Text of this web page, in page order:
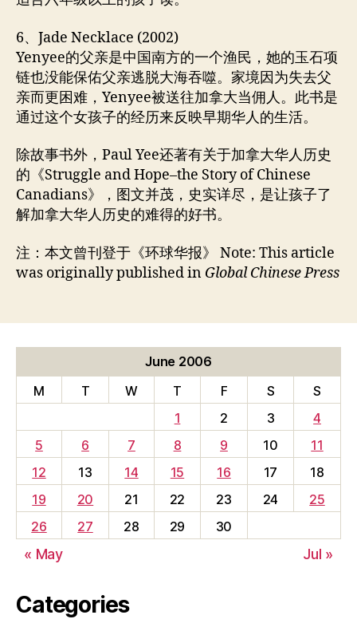
6、Jade Necklace (2002)
Yenyee的父亲是中国南方的一个渔民，她的玉石项
链也没能保佑父亲逃脱大海吞噬。家境因为失去父
亲而更困难，Yenyee被送往加拿大当佣人。此书是
通过这个女孩子的经历来反映早期华人的生活。
除故事书外，Paul Yee还著有关于加拿大华人历史
的《Struggle and Hope–the Story of Chinese
Canadians》，图文并茂，史实详尽，是让孩子了
解加拿大华人历史的难得的好书。
注：本文曾刊登于《环球华报》 Note: This article
was originally published in Global Chinese Press
June 2006
M
T W T F S
S
1
2 3
4
5
6 7 8 9 10
11
12
13 14 15 16 17
18
19
20 21 22 23 24
25
26
27 28 29 30
« May Jul »
Categories